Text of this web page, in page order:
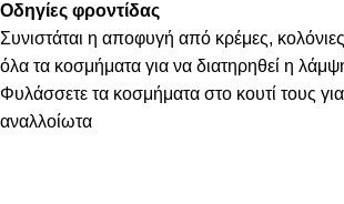
Οδηγίες φροντίδας
Συνιστάται η αποφυγή από κρέμες,
όλα τα κοσμήματα για να διατηρηθεί η
Φυλάσσετε τα κοσμήματα στο κουτί τους
αναλλοίωτα